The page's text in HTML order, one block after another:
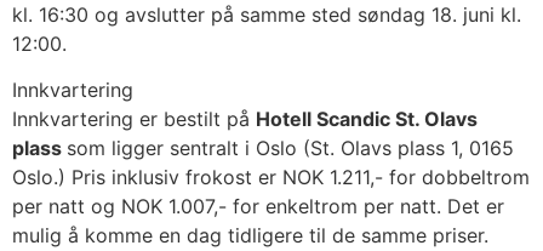
kl. 16:30 og avslutter på samme sted søndag 18. juni kl.
12:00.
Innkvartering
Innkvartering er bestilt på Hotell Scandic St. Olavs
plass som ligger sentralt i Oslo (St. Olavs plass 1, 0165
Oslo.) Pris inklusiv frokost er NOK 1.211,- for dobbeltrom
per natt og NOK 1.007,- for enkeltrom per natt. Det er
mulig å komme en dag tidligere til de samme priser.